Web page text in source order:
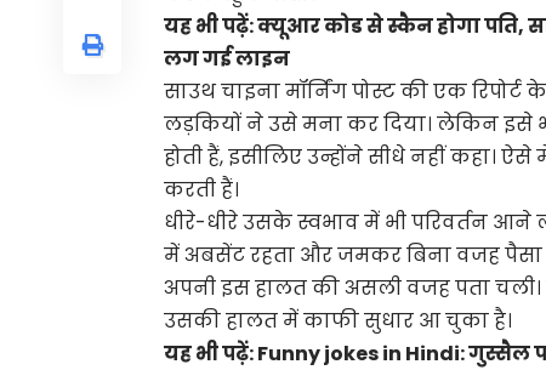
यह भी पढ़ें:क्यूआर कोड से स्कैन होगा पति,
लग गई लाइन
साउथ चाइना मॉर्निंग पोस्ट की एक
लड़कियों ने उसे मना कर दिया। लेकिन इसे
होती हैं, इसीलिए उन्होंने सीधे नहीं कहा।
करती हैं।
धीरे-धीरे उसके स्वभाव में भी परिवर्तन
में अबसेंट रहता और जमकर बिना वजह
अपनी इस हालत की असली वजह पता
उसकी हालत में काफी सुधार आ चुका है।
यह भी पढ़ें:Funny jokes in Hindi: गुस्सैल